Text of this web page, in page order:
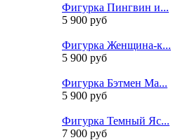
Фигурка Пингвин и...
5 900 руб
Фигурка Женщина-к...
5 900 руб
Фигурка Бэтмен Ма...
5 900 руб
Фигурка Темный Яс...
7 900 руб